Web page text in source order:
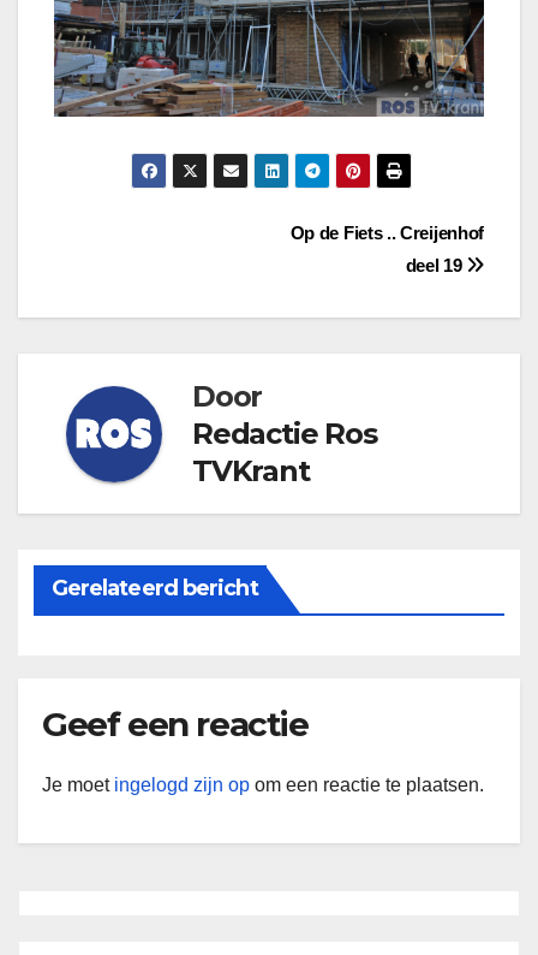
Op de Fiets .. Creijenhof
deel 19
Door
Redactie Ros
TVKrant
Gerelateerd bericht
Geef een reactie
Je moet ingelogd zijn op om een reactie te plaatsen.